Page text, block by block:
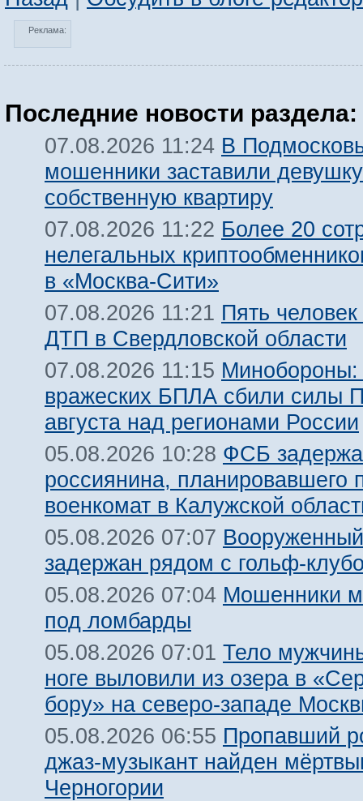
Реклама:
Последние новости раздела:
07.08.2026 11:24 В
мошенники заставили
собственную квартиру
07.08.2026 11:22 Более 20
нелегальных
в «Москва-Сити»
07.08.2026 11:21 Пять
ДТП в Свердловской области
07.08.2026 11:15 Минобороны:
вражеских БПЛА сбили силы
августа над регионами России
05.08.2026 10:28 ФСБ
россиянина, планировавшего
военкомат в Калужской
05.08.2026 07:07
задержан рядом с гольф-
05.08.2026 07:04 Мошенники
под ломбарды
05.08.2026 07:01 Тело
ноге выловили из озера в
бору» на северо-западе
05.08.2026 06:55 Пропавший
джаз-музыкант найден
Черногории